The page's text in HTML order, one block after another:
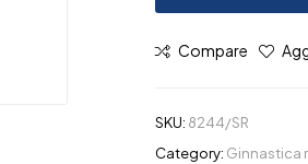
Compare
SKU: 8244/SR
Category: Ginnastica